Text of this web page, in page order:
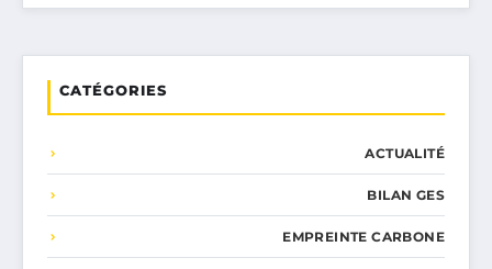
CATÉGORIES
ACTUALITÉ
BILAN GES
EMPREINTE CARBONE